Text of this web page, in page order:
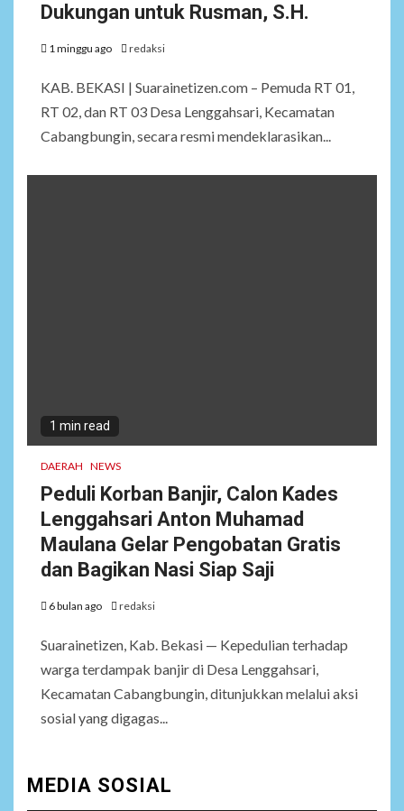
Dukungan untuk Rusman, S.H.
1 minggu ago redaksi
KAB. BEKASI | Suarainetizen.com – Pemuda RT 01,
RT 02, dan RT 03 Desa Lenggahsari, Kecamatan
Cabangbungin, secara resmi mendeklarasikan...
1 min read
DAERAH NEWS
Peduli Korban Banjir, Calon Kades
Lenggahsari Anton Muhamad
Maulana Gelar Pengobatan Gratis
dan Bagikan Nasi Siap Saji
6 bulan ago redaksi
Suarainetizen, Kab. Bekasi — Kepedulian terhadap
warga terdampak banjir di Desa Lenggahsari,
Kecamatan Cabangbungin, ditunjukkan melalui aksi
sosial yang digagas...
MEDIA SOSIAL